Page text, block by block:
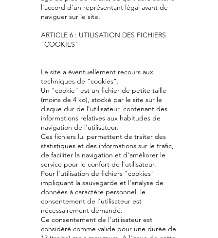
l'accord d'un représentant légal avant de
naviguer sur le site.
ARTICLE 6 : UTILISATION DES FICHIERS
"COOKIES"
Le site a éventuellement recours aux
techniques de "cookies".
Un "cookie" est un fichier de petite taille
(moins de 4 ko), stocké par le site sur le
disque dur de l'utilisateur, contenant des
informations relatives aux habitudes de
navigation de l'utilisateur.
Ces fichiers lui permettent de traiter des
statistiques et des informations sur le trafic,
de faciliter la navigation et d'améliorer le
service pour le confort de l'utilisateur.
Pour l'utilisation de fichiers "cookies"
impliquant la sauvegarde et l'analyse de
données à caractère personnel, le
consentement de l'utilisateur est
nécessairement demandé.
Ce consentement de l'utilisateur est
considéré comme valide pour une durée de